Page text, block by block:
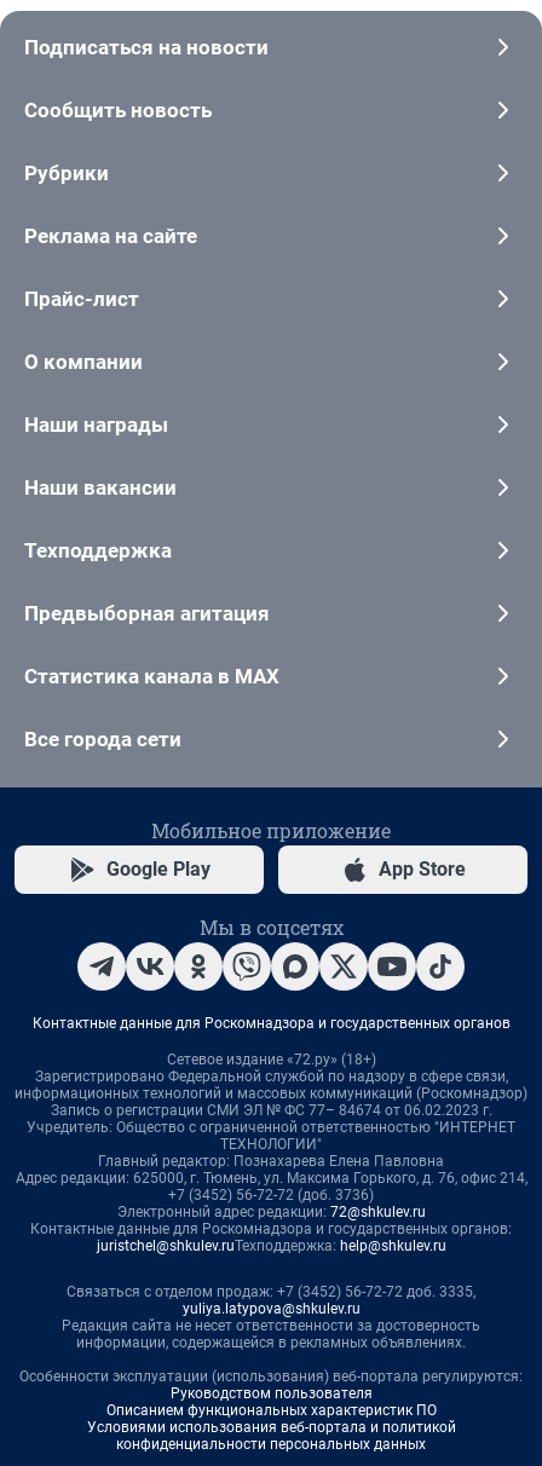
Подписаться на новости
Сообщить новость
Рубрики
Реклама на сайте
Прайс-лист
О компании
Наши награды
Наши вакансии
Техподдержка
Предвыборная агитация
Статистика канала в MAX
Все города сети
Мобильное приложение
Google Play App Store
Мы в соцсетях
Контактные данные для Роскомнадзора и государственных органов
Сетевое издание «72.ру» (18+)
Зарегистрировано Федеральной службой по надзору в сфере связи,
информационных технологий и массовых коммуникаций (Роскомнадзор)
Запись о регистрации СМИ ЭЛ № ФС 77– 84674 от 06.02.2023 г.
Учредитель: Общество с ограниченной ответственностью "ИНТЕРНЕТ
ТЕХНОЛОГИИ"
Главный редактор: Познахарева Елена Павловна
Адрес редакции: 625000, г. Тюмень, ул. Максима Горького, д. 76, офис 214,
+7 (3452) 56-72-72 (доб. 3736)
Электронный адрес редакции: 72@shkulev.ru
Контактные данные для Роскомнадзора и государственных органов:
juristchel@shkulev.ruТехподдержка: help@shkulev.ru
Связаться с отделом продаж: +7 (3452) 56-72-72 доб. 3335,
yuliya.latypova@shkulev.ru
Редакция сайта не несет ответственности за достоверность
информации, содержащейся в рекламных объявлениях.
Особенности эксплуатации (использования) веб-портала регулируются:
Руководством пользователя
Описанием функциональных характеристик ПО
Условиями использования веб-портала и политикой
конфиденциальности персональных данных